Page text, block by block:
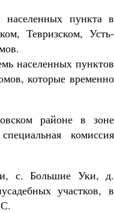
пункта в
Тевризском, Усть-
населенных пунктов
которые временно
районе в зоне
комиссия
с. Большие Уки, д.
участков, в